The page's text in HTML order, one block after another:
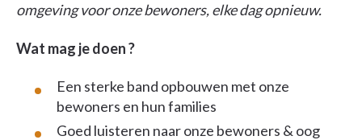
omgeving voor onze bewoners, elke dag opnieuw.
Wat mag je doen ?
Een sterke band opbouwen met onze
bewoners en hun families
Goed luisteren naar onze bewoners & oog